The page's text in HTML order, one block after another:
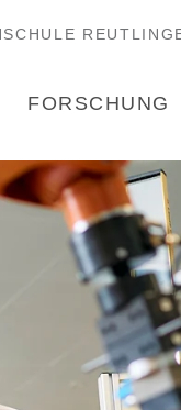
FORSCHUNG